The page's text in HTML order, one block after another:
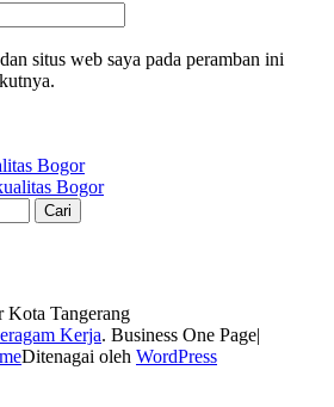
situs web saya pada peramban ini
Bogor
Bogor
Kerja. Business One Page|
Ditenagai oleh WordPress